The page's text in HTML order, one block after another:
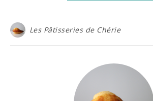
Les Pâtisseries de Chérie